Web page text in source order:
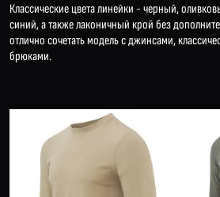
Классические цвета линейки - черный,
синий, а также лаконичный крой без
отлично сочетать модель с джинсами,
брюками.